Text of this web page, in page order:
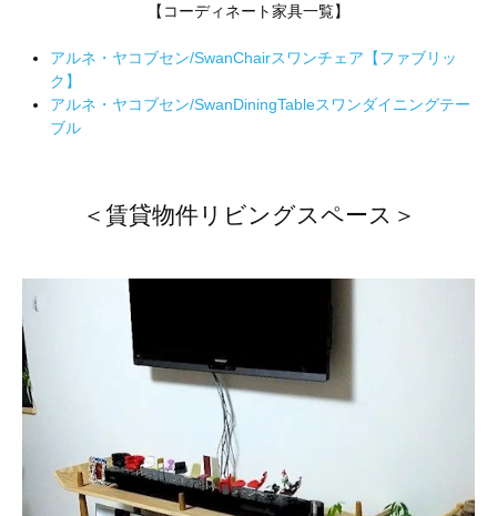
【コーディネート家具一覧】
アルネ・ヤコブセン/SwanChairスワンチェア【ファブリッ
ク】
アルネ・ヤコブセン/SwanDiningTableスワンダイニングテー
ブル
＜賃貸物件リビングスペース＞